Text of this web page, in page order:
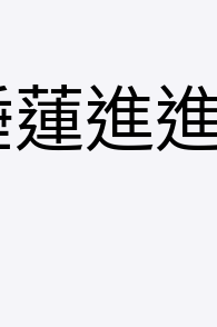
進